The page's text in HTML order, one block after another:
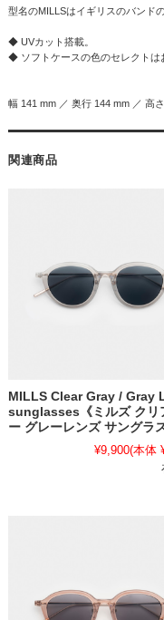
型名のMILLSはイギリスのバンド
◆ UVカット搭載。
◆ ソフトケースの色のセレクトは
幅 141 mm ／ 奥行 144 mm ／ 高
関連商品
MILLS Clear Gray / Gray
sunglasses《ミルズ クリ
ー グレーレンズ サングラス
¥9,900(本体